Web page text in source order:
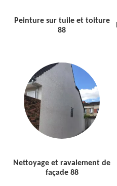
Peinture sur tuile et toiture
88
Nettoyage et ravalement de
façade 88